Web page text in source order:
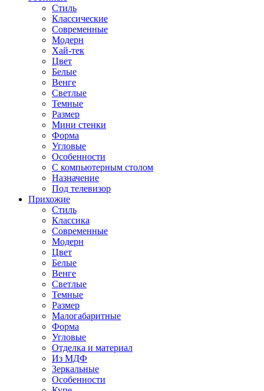
Стиль
Классические
Современные
Модерн
Хай-тек
Цвет
Белые
Венге
Светлые
Темные
Размер
Мини стенки
Форма
Угловые
Особенности
С компьютерным столом
Назначение
Под телевизор
Прихожие
Стиль
Классика
Современные
Модерн
Цвет
Белые
Венге
Светлые
Темные
Размер
Малогабаритные
Форма
Угловые
Отделка и материал
Из МДФ
Зеркальные
Особенности